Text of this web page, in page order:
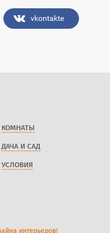
vkontakte
КОМНАТЫ
ДАЧА И САД
УСЛОВИЯ
интерьеров!